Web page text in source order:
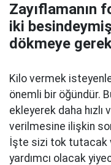
Zayıflamanın
iki
dökmeye
Kilo vermek
önemli bir öğündür.
ekleyerek daha hızlı
verilmesine ilişkin
İşte sizi tok tutacak
yardımcı olacak